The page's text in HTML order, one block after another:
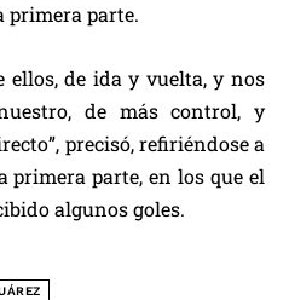
primera parte.
ellos, de ida y vuelta, y nos
de más control, y
precisó, refiriéndose a
parte, en los que el
algunos goles.